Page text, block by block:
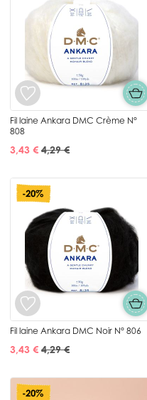
Fil laine Ankara DMC Crème N°
808
3,43 € 4,29 €
-20%
Fil laine Ankara DMC Noir N° 806
3,43 € 4,29 €
-20%